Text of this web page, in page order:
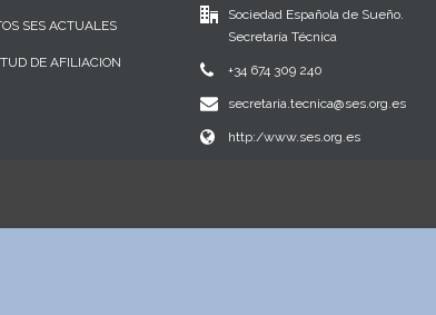
SES ACTUALES
DE AFILIACION
Sociedad Española de Sueño.
Secretaría Técnica
+34 674 309 240
secretaria.tecnica@ses.org.es
http:/www.ses.org.es